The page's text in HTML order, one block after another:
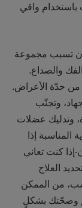
واقي
أن تسبب مجموعة
والصداع.
من حدّة الأعراض.
وتجنّب
وتدليك عضلات
المناسبة إذا
إذا كنت تعاني
العلاج
من الممكن
وصحّتك بشكلٍ